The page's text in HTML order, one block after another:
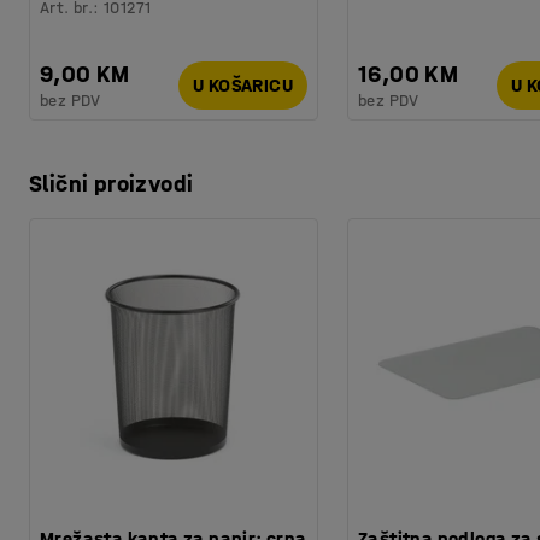
Art. br.:101271
9,00 KM
bez PDV
U KOŠARICU 16,00 KM
bez PDV
U
Slični proizvodi